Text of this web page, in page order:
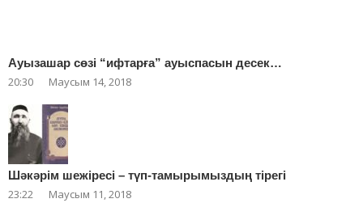
Ауызашар сөзі “ифтарға” ауыспасын десек…
20:30 Маусым 14, 2018
Шәкәрім шежіресі – түп-тамырымыздың тірегі
23:22 Маусым 11, 2018